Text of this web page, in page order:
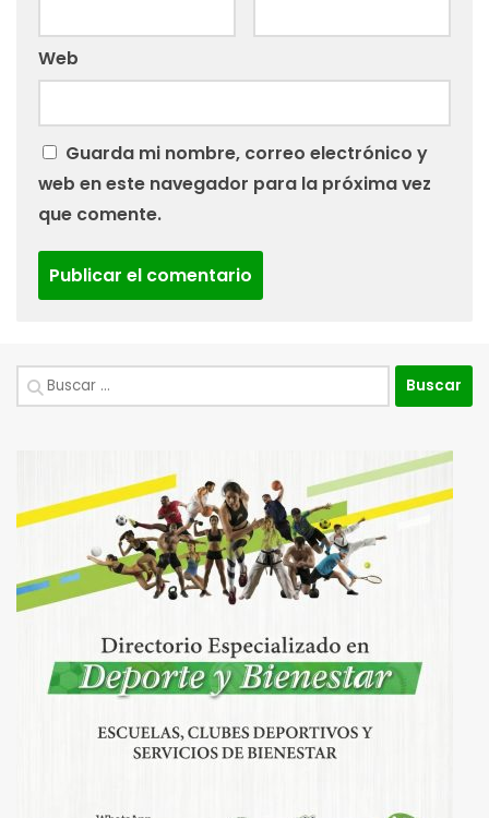
Web
Guarda mi nombre, correo electrónico y
web en este navegador para la próxima vez
que comente.
Buscar: